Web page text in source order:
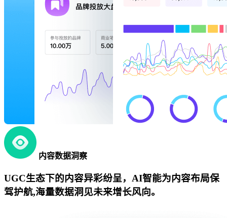
内容数据洞察
UGC生态下的内容异彩纷呈，AI智能为内容布局保
驾护航,海量数据洞见未来增长风向。